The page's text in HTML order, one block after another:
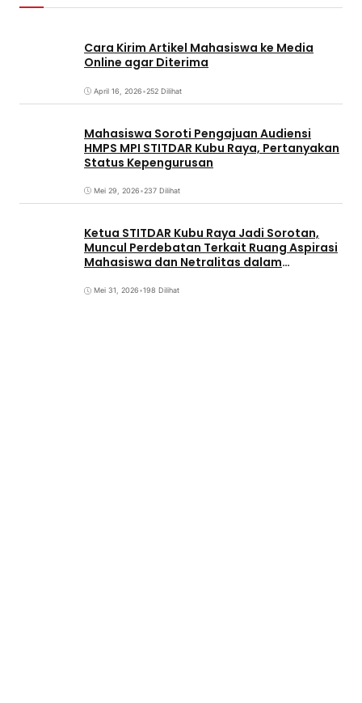
Cara Kirim Artikel Mahasiswa ke Media
Online agar Diterima
April 16, 2026•252 Dilihat
Mahasiswa Soroti Pengajuan Audiensi
HMPS MPI STITDAR Kubu Raya, Pertanyakan
Status Kepengurusan
Mei 29, 2026•237 Dilihat
Ketua STITDAR Kubu Raya Jadi Sorotan,
Muncul Perdebatan Terkait Ruang Aspirasi
Mahasiswa dan Netralitas dalam
Mei 31, 2026•198 Dilihat